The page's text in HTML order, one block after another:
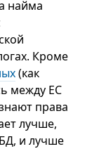
найма
Кроме
(как
между ЕС
права
лучше,
и лучше